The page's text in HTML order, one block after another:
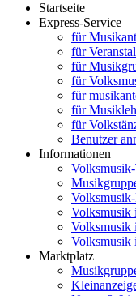
Startseite
Express-Service
für
für
für
für
für
für
für
Benutzer
Informationen
Volksmusik
Volksmusik
Volksmusik
Marktplatz